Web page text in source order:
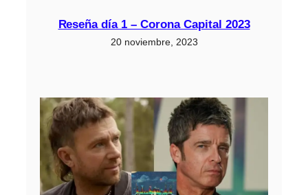
Reseña día 1 – Corona Capital 2023
20 noviembre, 2023